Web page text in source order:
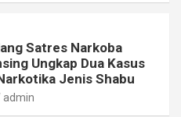
Satres Narkoba
Ungkap Dua Kasus
Jenis Shabu
admin